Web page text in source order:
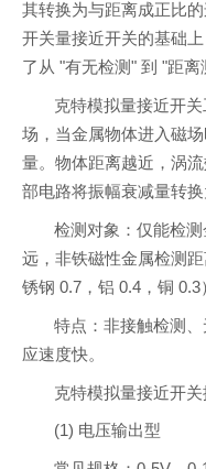
其转换为与距离成正比
开关量接近开关的基础
了从 "有无检测" 到 "距离
克特模拟量接近开
场，当金属物体进入磁
量。物体距离越近，涡
部电路将振幅衰减量转
检测对象：仅能检
远，非铁磁性金属检测
锈钢 0.7，铝 0.4，铜 0.3
特点：非接触检测
应速度快。
克特模拟量接近开
(1) 电压输出型